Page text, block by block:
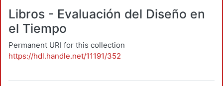
Libros - Evaluación del Diseño en
el Tiempo
Permanent URI for this collection
https://hdl.handle.net/11191/352